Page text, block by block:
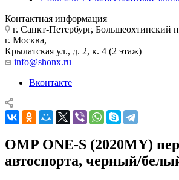
Контактная информация
г. Санкт-Петербург, Большеохтинский
г. Москва,
Крылатская ул., д. 2, к. 4 (2 этаж)
info@shonx.ru
Вконтакте
OMP ONE-S (2020MY)
автоспорта, черный/